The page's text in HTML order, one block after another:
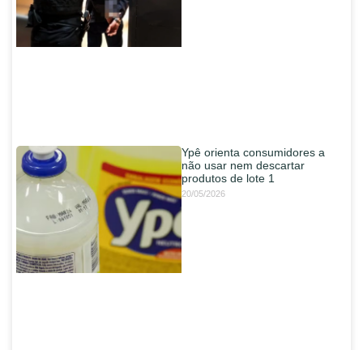
Ypê orienta consumidores a
não usar nem descartar
produtos de lote 1
20/05/2026